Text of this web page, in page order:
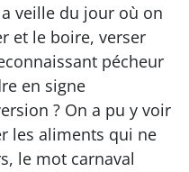
veille du jour où on
et le boire, verser
pécheur
en signe
? On a pu y voir
les aliments qui ne
le mot carnaval